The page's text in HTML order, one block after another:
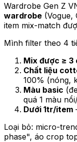
Wardrobe Gen Z
wardrobe (Vogue,
item mix-match
Mình filter theo 4
Mix được ≥ 3
Chất liệu
100% (nóng,
Màu basic
quá 1 màu
Dưới 1tr/item
Loại bỏ: micro-
phase", áo crop